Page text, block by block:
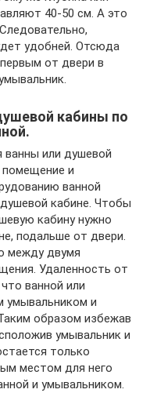
40-50 см. А это
удобней. Отсюда
от двери в
кабины по
ванны или душевой
и
ванной
кабине. Чтобы
кабину нужно
подальше от двери.
между двумя
Удаленность от
ванной или
умывальником и
образом избежав
умывальник и
только
местом для него
и умывальником.